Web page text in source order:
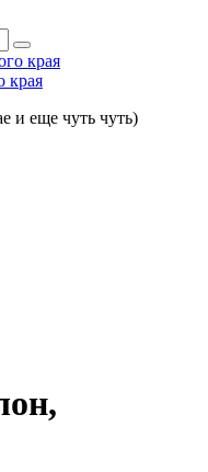
края
и еще чуть чуть)